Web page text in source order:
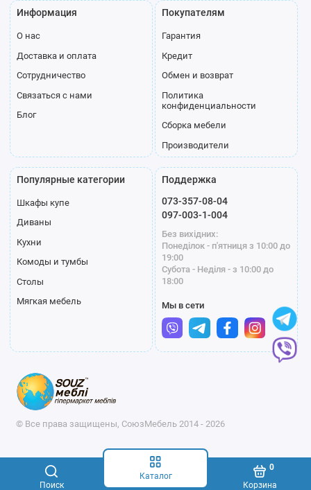
Поиск
Каталог
Корзина
0
Информация
О нас
Доставка и оплата
Сотрудничество
Связаться с нами
Блог
Покупателям
Гарантия
Кредит
Обмен и возврат
Политика
конфиденциальности
Сборка мебели
Производители
Популярные категории
Шкафы купе
Диваны
Кухни
Комоды и тумбы
Столы
Мягкая мебель
Поддержка
073-357-08-04
097-003-1-004
Без вихідних:
Понеділок - п'ятниця з 10:00 до
19:00
Субота - Неділя - з 10:00 до
18:00
Мы в сети
© Все права защищены, СоюзМебель 2014 - 2026